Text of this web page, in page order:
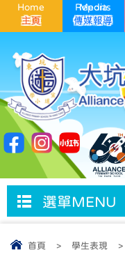
Home Media Reports
選單MENU
首頁 > 學生表現 >